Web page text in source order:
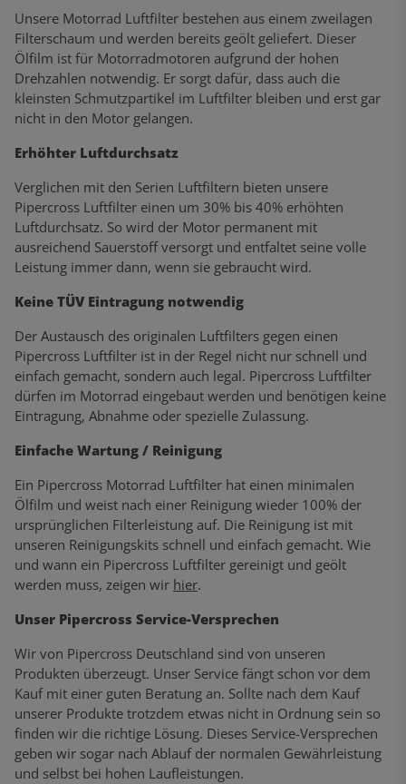
Unsere Motorrad Luftfilter bestehen aus einem zweilagen
Filterschaum und werden bereits geölt geliefert. Dieser
Ölfilm ist für Motorradmotoren aufgrund der hohen
Drehzahlen notwendig. Er sorgt dafür, dass auch die
kleinsten Schmutzpartikel im Luftfilter bleiben und erst gar
nicht in den Motor gelangen.
Erhöhter Luftdurchsatz
Verglichen mit den Serien Luftfiltern bieten unsere
Pipercross Luftfilter einen um 30% bis 40% erhöhten
Luftdurchsatz. So wird der Motor permanent mit
ausreichend Sauerstoff versorgt und entfaltet seine volle
Leistung immer dann, wenn sie gebraucht wird.
Keine TÜV Eintragung notwendig
Der Austausch des originalen Luftfilters gegen einen
Pipercross Luftfilter ist in der Regel nicht nur schnell und
einfach gemacht, sondern auch legal. Pipercross Luftfilter
dürfen im Motorrad eingebaut werden und benötigen keine
Eintragung, Abnahme oder spezielle Zulassung.
Einfache Wartung / Reinigung
Ein Pipercross Motorrad Luftfilter hat einen minimalen
Ölfilm und weist nach einer Reinigung wieder 100% der
ursprünglichen Filterleistung auf. Die Reinigung ist mit
unseren Reinigungskits schnell und einfach gemacht. Wie
und wann ein Pipercross Luftfilter gereinigt und geölt
werden muss, zeigen wir hier.
Unser Pipercross Service-Versprechen
Wir von Pipercross Deutschland sind von unseren
Produkten überzeugt. Unser Service fängt schon vor dem
Kauf mit einer guten Beratung an. Sollte nach dem Kauf
unserer Produkte trotzdem etwas nicht in Ordnung sein so
finden wir die richtige Lösung. Dieses Service-Versprechen
geben wir sogar nach Ablauf der normalen Gewährleistung
und selbst bei hohen Laufleistungen.